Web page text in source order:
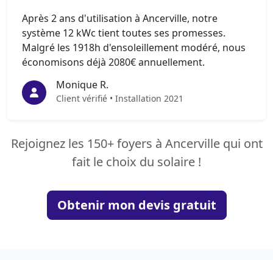
Après 2 ans d'utilisation à Ancerville, notre
système 12 kWc tient toutes ses promesses.
Malgré les 1918h d'ensoleillement modéré, nous
économisons déjà 2080€ annuellement.
Monique R.
Client vérifié • Installation 2021
Rejoignez les 150+ foyers à Ancerville qui ont
fait le choix du solaire !
Obtenir mon devis gratuit